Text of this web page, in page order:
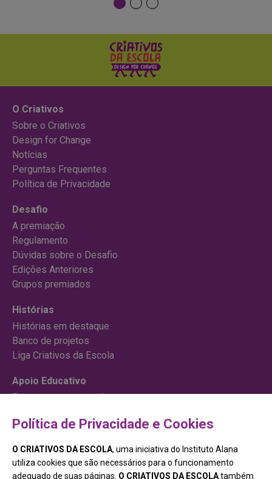
O Criativos
Sobre o Criativos
Design for Change
Notícias
Perguntas Frequentes
Política de Privacidade
Desafio
A premiação
Regulamento
Dúvidas sobre o Desafio
Edições Anteriores
Grupos premiados
Histórias
Histórias em destaque
Banco de projetos
Liga Criativos da Escola
Apoio Educativo
Para começar um projeto
Contato
Política de Privacidade e Cookies
O CRIATIVOS DA ESCOLA, uma iniciativa do Instituto Alana
utiliza cookies que são necessários para o funcionamento
adequado de suas páginas. O CRIATIVOS DA ESCOLAtambém